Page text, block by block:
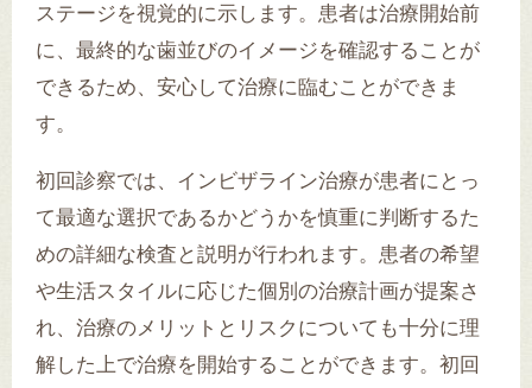
ステージを視覚的に示します。患者は治療開始前
に、最終的な歯並びのイメージを確認することが
できるため、安心して治療に臨むことができま
す。
初回診察では、インビザライン治療が患者にとっ
て最適な選択であるかどうかを慎重に判断するた
めの詳細な検査と説明が行われます。患者の希望
や生活スタイルに応じた個別の治療計画が提案さ
れ、治療のメリットとリスクについても十分に理
解した上で治療を開始することができます。初回